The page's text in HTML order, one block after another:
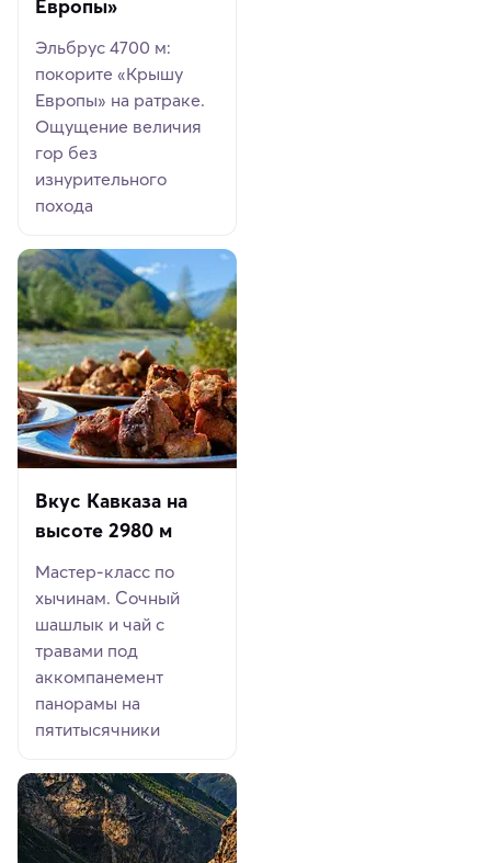
Европы»
Эльбрус 4700 м:
покорите «Крышу
Европы» на ратраке.
Ощущение величия
гор без
изнурительного
похода
Вкус Кавказа на
высоте 2980 м
Мастер-класс по
хычинам. Сочный
шашлык и чай с
травами под
аккомпанемент
панорамы на
пятитысячники